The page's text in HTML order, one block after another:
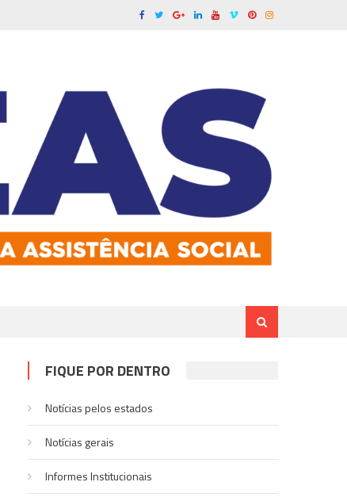
FIQUE POR DENTRO
Notícias pelos estados
Notí­cias gerais
Informes Institucionais